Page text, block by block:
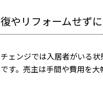
やリフォームせず
ェンジでは入居者がいる
す。売主は手間や費用を大